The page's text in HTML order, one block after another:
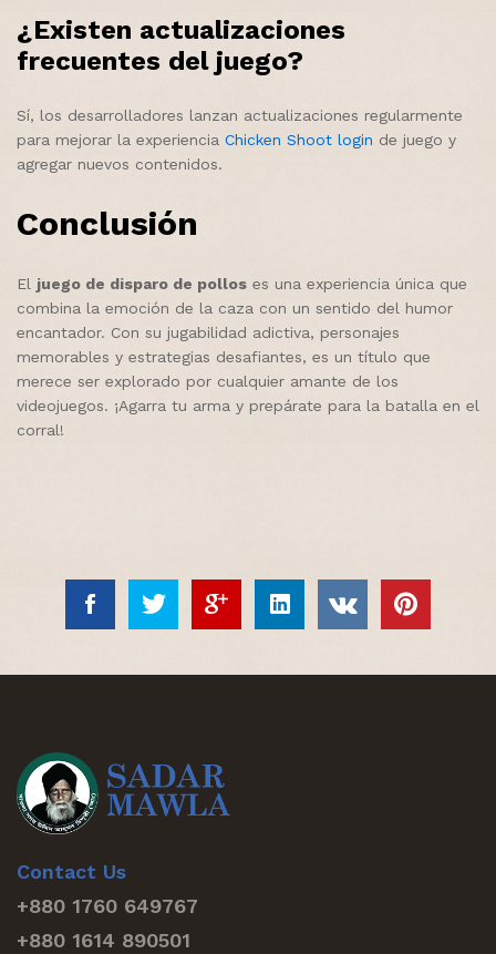
¿Existen actualizaciones
frecuentes del juego?
Sí, los desarrolladores lanzan actualizaciones regularmente
para mejorar la experiencia Chicken Shoot login de juego y
agregar nuevos contenidos.
Conclusión
El juego de disparo de pollos es una experiencia única que
combina la emoción de la caza con un sentido del humor
encantador. Con su jugabilidad adictiva, personajes
memorables y estrategias desafiantes, es un título que
merece ser explorado por cualquier amante de los
videojuegos. ¡Agarra tu arma y prepárate para la batalla en el
corral!
Contact Us
+880 1760 649767
+880 1614 890501